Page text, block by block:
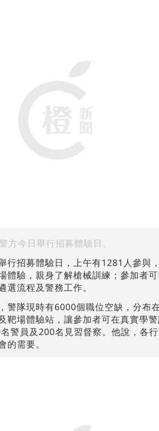
警方今日舉行招募體驗日。
行招募體驗日，上午有1281人參與
體驗，親身了解槍械訓練；參加者
流程及警務工作。
警隊現時有6000個職位空缺，分布
靶場體驗站，讓參加者可在真實學
警員及200名見習督察。他說，各
需要。